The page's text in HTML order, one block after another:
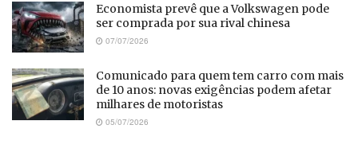
Economista prevê que a Volkswagen pode
ser comprada por sua rival chinesa
07/07/2026
Comunicado para quem tem carro com mais
de 10 anos: novas exigências podem afetar
milhares de motoristas
05/07/2026